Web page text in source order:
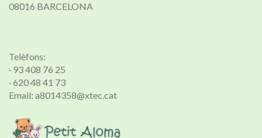
08016 BARCELONA
Telèfons:
· 93 408 76 25
· 620 48 41 73
Email: a8014358@xtec.cat